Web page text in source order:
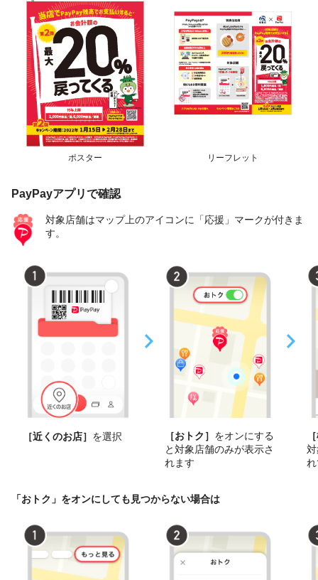
ポスター リーフレット
PayPayアプリで確認
対象店舗はマップ上のアイコンに「応援」マークが付きま
す。
［近くのお店］ を選択 ［おトク］ をオンにする
と対象店舗のみが表示さ
れます
「おトク」をオンにしても見つからない場合は